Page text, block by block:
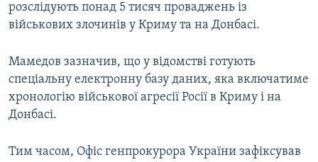
розслідують понад 5 тисяч проваджень із
військових злочинів у Криму та на Донбасі.
Мамедов зазначив, що у відомстві готують
спеціальну електронну базу даних, яка включатиме
хронологію військової агресії Росії в Криму і на
Донбасі.
Тим часом, Офіс генпрокурора України зафіксував